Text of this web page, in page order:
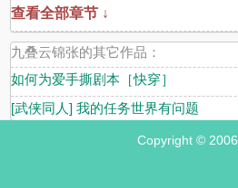
查看全部章节 ↓
九叠云锦张的其它作品：
如何为爱手撕剧本［快穿］
[武侠同人] 我的任务世界有问题
Copyright © 2006